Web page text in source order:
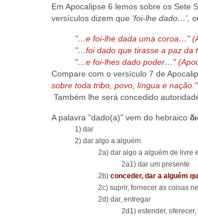
Em Apocalipse 6 lemos sobre os Sete
versículos dizem que 'foi-lhe dado…',
"…e foi-lhe dada uma coroa…"
"…foi dado que tirasse a paz da
"…e foi-lhes dado poder…"
Compare com o versículo 7 de
sobre toda tribo, povo, língua e nação."
Também lhe será concedido
A palavra "dado(a)" vem do hebraico
1) dar
2) dar algo a alguém.
2a) dar algo a alguém de livre
2a1) dar um presente
2b) conceder, dar a alguém
2c) suprir, fornecer as coisas
2d) dar, entregar
2d1) estender,